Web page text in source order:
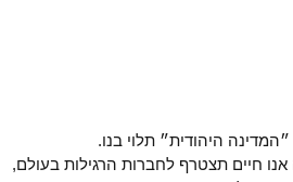
היהודית״ תלוי בנו.
חיים תצטרף לחברות הרגילות בעולם,